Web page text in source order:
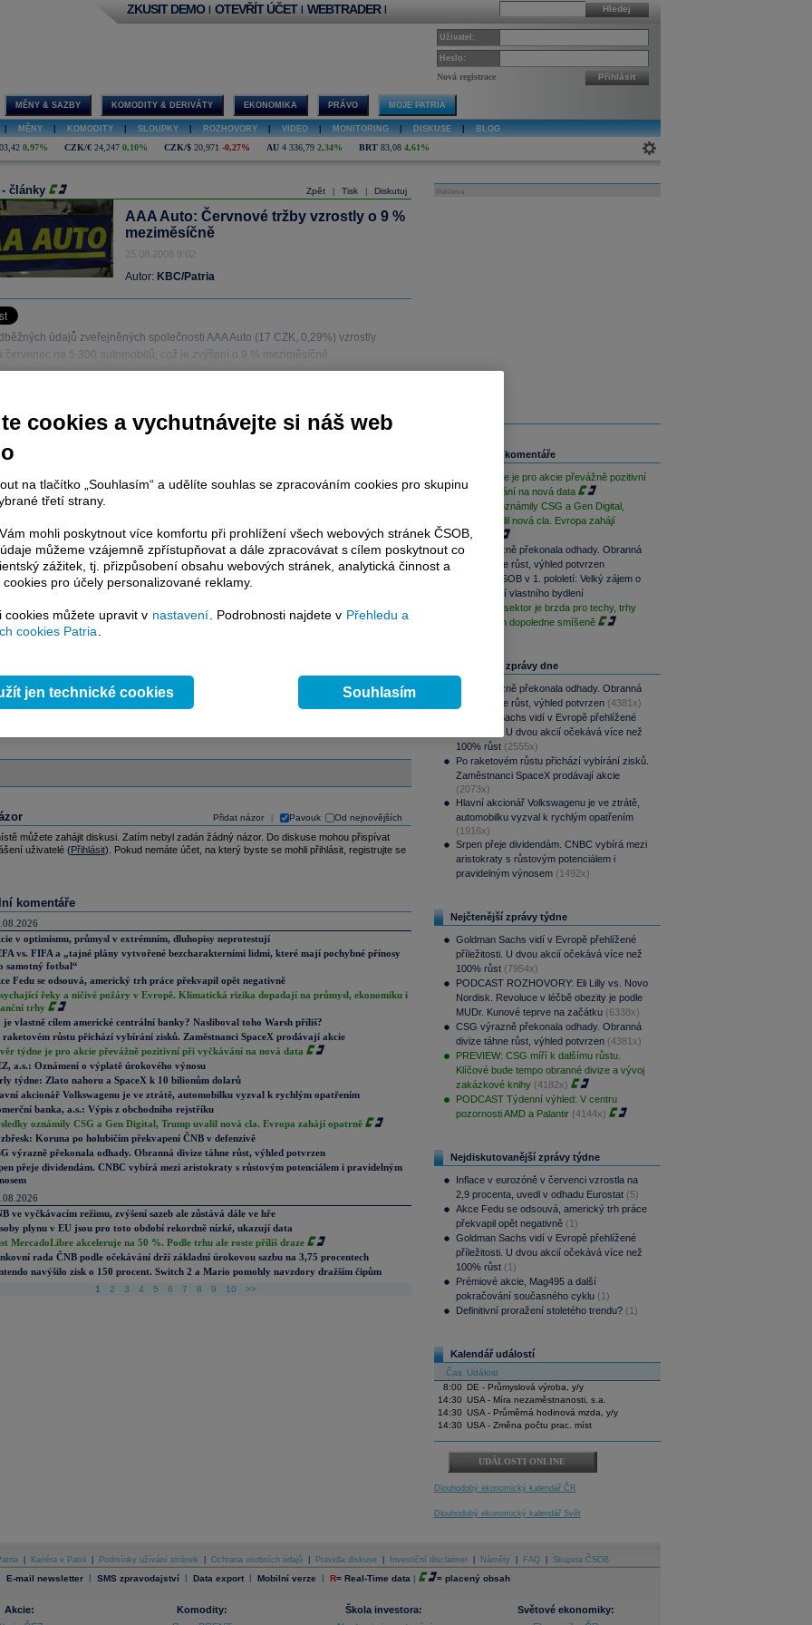
Hledej
ZKUSIT DEMO | OTEVŘÍT ÚČET | WEBTRADER |
Uživatel:
Heslo:
Nová registrace Přihlásit
MĚNY & SAZBY KOMODITY & DERIVÁTY EKONOMIKA PRÁVO MOJE PATRIA
MĚNY KOMODITY SLOUPKY ROZHOVORY VIDEO MONITORING DISKUSE BLOG
0,97% CZK/€ 24,247 0,10% CZK/$ 20,971 -0,27% AU 4 336,79 2,34% BRT 83,08 4,61%
Zpět Tisk Diskutuj
- články
AAA Auto: Červnové tržby vzrostly o 9 %
meziměsíčně
25.08.2008 9:02
Autor: KBC/Patria
údajů zveřejněných společnosti AAA Auto (17 CZK, 0,29%) vzrostly
červenec na 5 300 automobilů, což je zvýšení o 9 % meziměsíčně.
článku je dostupné jen klientům placených služeb Patria Plus/
Plus
služeb, potom je nutné se
placeného informačního servisu získáte
ke
kompletnímu zpravodajství
bez jakýchkoliv omezení. Veškeré
komentáře a horké zprávy jsou
terminálovou metodou (bez nutnosti obnovovat stránku) bez
a v plné verzi.
zpravodajství, ale i další služby získáte v Patria Plus / Investor Plus -sms
mailovézpravodajství,
Přidat názor Pavouk Od nejnovějších
můžete zahájit diskusi. Zatím nebyl zadán žádný názor. Do diskuse mohou přispívat
uživatelé (Přihlásit). Pokud nemáte účet, na který byste se mohli přihlásit, registrujte se
komentáře
v optimismu, průmysl v extrémním, dluhopisy neprotestují
vs. FIFA a „tajné plány vytvořené bezcharakterními lidmi, které mají pochybné přínosy
samotný fotbal“
Fedu se odsouvá, americký trh práce překvapil opět negativně
řeky a ničivé požáry v Evropě. Klimatická rizika dopadají na průmysl, ekonomiku i
trhy
je vlastně cílem americké centrální banky? Nasliboval toho Warsh příliš?
raketovém růstu přichází vybírání zisků. Zaměstnanci SpaceX prodávají akcie
týdne je pro akcie převážně pozitivní při vyčkávání na nová data
a.s.: Oznámení o výplatě úrokového výnosu
týdne: Zlato nahoru a SpaceX k 10 bilionům dolarů
akcionář Volkswagenu je ve ztrátě, automobilku vyzval k rychlým opatřením
banka, a.s.: Výpis z obchodního rejstříku
oznámily CSG a Gen Digital, Trump uvalil nová cla. Evropa zahájí opatrně
Koruna po holubičím překvapení ČNB v defenzivě
výrazně překonala odhady. Obranná divize táhne růst, výhled potvrzen
přeje dividendám. CNBC vybírá mezi aristokraty s růstovým potenciálem i pravidelným
ve vyčkávacím režimu, zvýšení sazeb ale zůstává dále ve hře
plynu v EU jsou pro toto období rekordně nízké, ukazují data
MercadoLibre akceleruje na 50 %. Podle trhu ale roste příliš draze
rada ČNB podle očekávání drží základní úrokovou sazbu na 3,75 procentech
navýšilo zisk o 150 procent. Switch 2 a Mario pomohly navzdory dražším čipům
1 2 3 4 5 6 7 8 9 10 >>
Reklama
Související komentáře
Závěr týdne je pro akcie převážně pozitivní
při vyčkávání na nová data
Výsledky oznámily CSG a Gen Digital,
Trump uvalil nová cla. Evropa zahájí
opatrně
CSG výrazně překonala odhady. Obranná
divize táhne růst, výhled potvrzen
Skupina ČSOB v 1. pololetí: Velký zájem o
financování vlastního bydlení
Paměťový sektor je brzda pro techy, trhy
jsou na tom dopoledne smíšeně
Nejčtenější zprávy dne
CSG výrazně překonala odhady. Obranná
divize táhne růst, výhled potvrzen (4381x)
Goldman Sachs vidí v Evropě přehlížené
příležitosti. U dvou akcií očekává více než
100% růst (2555x)
Po raketovém růstu přichází vybírání zisků.
Zaměstnanci SpaceX prodávají akcie
(2073x)
Hlavní akcionář Volkswagenu je ve ztrátě,
automobilku vyzval k rychlým opatřením
(1916x)
Srpen přeje dividendám. CNBC vybírá mezi
aristokraty s růstovým potenciálem i
pravidelným výnosem (1492x)
Nejčtenější zprávy týdne
Goldman Sachs vidí v Evropě přehlížené
příležitosti. U dvou akcií očekává více než
100% růst (7954x)
PODCAST ROZHOVORY: Eli Lilly vs. Novo
Nordisk. Revoluce v léčbě obezity je podle
MUDr. Kunové teprve na začátku (6338x)
CSG výrazně překonala odhady. Obranná
divize táhne růst, výhled potvrzen (4381x)
PREVIEW: CSG míří k dalšímu růstu.
Klíčové bude tempo obranné divize a vývoj
zakázkové knihy (4182x)
PODCAST Týdenní výhled: V centru
pozornosti AMD a Palantir (4144x)
Nejdiskutovanější zprávy týdne
Inflace v eurozóně v červenci vzrostla na
2,9 procenta, uvedl v odhadu Eurostat (5)
Akce Fedu se odsouvá, americký trh práce
překvapil opět negativně (1)
Goldman Sachs vidí v Evropě přehlížené
příležitosti. U dvou akcií očekává více než
100% růst (1)
Prémiové akcie, Mag495 a další
pokračování současného cyklu (1)
Definitivní proražení stoletého trendu? (1)
Kalendář událostí
Čas Událost
8:00
DE - Průmyslová výroba, y/y
14:30 USA - Míra nezaměstnanosti, s.a.
14:30 USA - Průměrná hodinová mzda, y/y
14:30 USA - Změna počtu prac. míst
UDÁLOSTI ONLINE
Dlouhodobý ekonomický kalendář ČR
Dlouhodobý ekonomický kalendář Svět
Kariéra v Patrii Podmínky užívání stránek Ochrana osobních údajů Pravidla diskuse Investiční disclaimer Náměty FAQ Skupina ČSOB
E-mail newsletter | SMS zpravodajství | Data export | Mobilní verze | R= Real-Time data | = placený obsah
Akcie:
Komodity:
Škola investora:
Světové ekonomiky:
cookies a vychutnávejte si náš web
na tlačítko „Souhlasím“ a udělíte souhlas se zpracováním cookies pro skupinu
třetí strany.
mohli poskytnout více komfortu při prohlížení všech webových stránek ČSOB,
můžeme vzájemně zpřístupňovat a dále zpracovávat s cílem poskytnout co
zážitek, tj. přizpůsobení obsahu webových stránek, analytická činnost a
pro účely personalizované reklamy.
cookies můžete upravit v nastavení. Podrobnosti najdete v Přehledu a
cookies Patria.
jen technické cookies Souhlasím